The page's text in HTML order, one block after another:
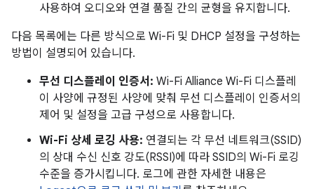
사용하여 오디오와 연결 품질 간의 균형을 유지합니다.
다음 목록에는 다른 방식으로 Wi-Fi 및 DHCP 설정을 구성하는
방법이 설명되어 있습니다.
무선 디스플레이 인증서: Wi-Fi Alliance Wi-Fi 디스플레
이 사양에 규정된 사양에 맞춰 무선 디스플레이 인증서의
제어 및 설정을 고급 구성으로 사용합니다.
Wi-Fi 상세 로깅 사용: 연결되는 각 무선 네트워크(SSID)
의 상대 수신 신호 강도(RSSI)에 따라 SSID의 Wi-Fi 로깅
수준을 증가시킵니다. 로그에 관한 자세한 내용은